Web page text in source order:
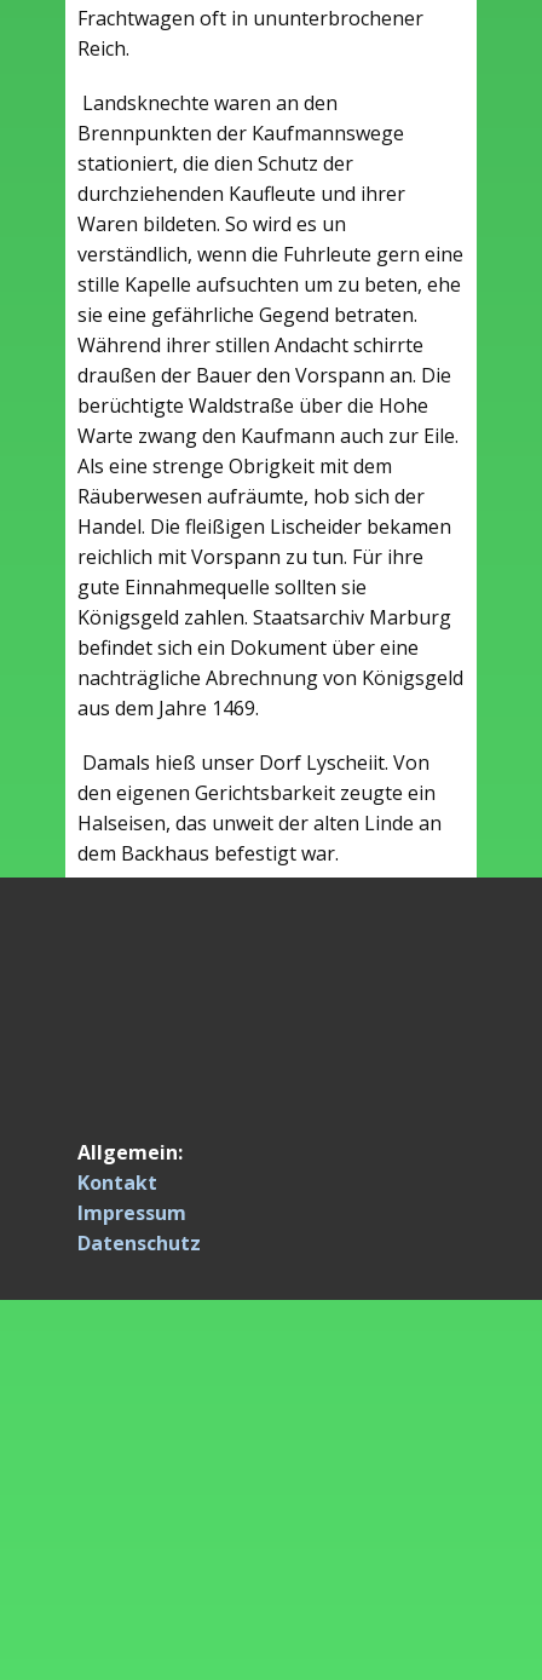
Frachtwagen oft in ununterbrochener
Reich.
Landsknechte waren an den
Brennpunkten der Kaufmannswege
stationiert, die dien Schutz der
durchziehenden Kaufleute und ihrer
Waren bildeten. So wird es un
verständlich, wenn die Fuhrleute gern eine
stille Kapelle aufsuchten um zu beten, ehe
sie eine gefährliche Gegend betraten.
Während ihrer stillen Andacht schirrte
draußen der Bauer den Vorspann an. Die
berüchtigte Waldstraße über die Hohe
Warte zwang den Kaufmann auch zur Eile.
Als eine strenge Obrigkeit mit dem
Räuberwesen aufräumte, hob sich der
Handel. Die fleißigen Lischeider bekamen
reichlich mit Vorspann zu tun. Für ihre
gute Einnahmequelle sollten sie
Königsgeld zahlen. Staatsarchiv Marburg
befindet sich ein Dokument über eine
nachträgliche Abrechnung von Königsgeld
aus dem Jahre 1469.
Damals hieß unser Dorf Lyscheiit. Von
den eigenen Gerichtsbarkeit zeugte ein
Halseisen, das unweit der alten Linde an
dem Backhaus befestigt war.
Allgemein:
Kontakt
Impressum
Datenschutz